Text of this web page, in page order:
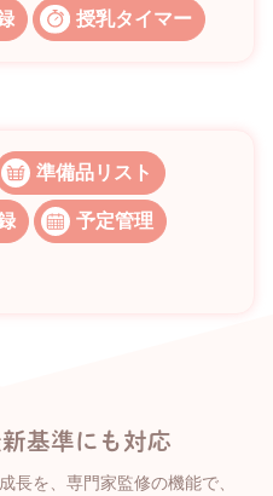
授乳タイマー
準備品リスト
予定管理
基準にも対応
長を、専門家監修の機能で、